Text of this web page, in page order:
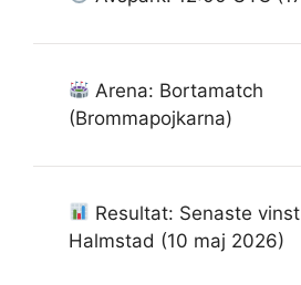
Arena: Bortamatch
(Brommapojkarna)
Resultat: Senaste
Halmstad (10 maj 2026)